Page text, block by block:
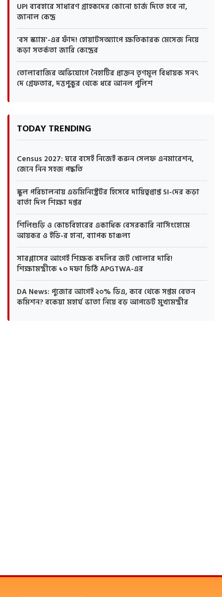
UPI ব্যবহারে সাধারণ গ্রাহকদের কোনো চার্জ দিতে হবে না,
জানাল কেন্দ্র
'বস স্ক্যাম'-এর ফাঁদ! হোয়াটসঅ্যাপে ক্ষতিকারক মেসেজ নিয়ে
কড়া সতর্কতা জারি কেন্দ্রের
তোলাবাজির অভিযোগে নৈহাটির প্রাক্তন তৃণমূল বিধায়ক সনৎ
দে গ্রেফতার, দত্তপুকুর থেকে ধরে আনল পুলিশ
TODAY TRENDING
Census 2027: ঘরে বসেই নিজেই করুন সেলফ এনমারেশন,
জেনে নিন সহজ পদ্ধতি
স্কুল পরিচালনায় এডমিনিস্ট্রেটর হিসেবে দায়িত্বপ্রাপ্ত SI-দের কড়া
বার্তা দিল শিক্ষা দপ্তর
শিলিগুড়ি ও কোচবিহারের একাধিক বেসরকারি নার্সিংহোমে
আয়কর ও ইডি-র হানা, ব্যাপক চাঞ্চল্য
সারপ্লাসের আগেই শিক্ষক বদলির জট খোলার দাবি!
শিক্ষামন্ত্রীকে ১০ দফা চিঠি APGTWA-এর
DA News: পুজোর আগেই ২০% ডিএ, কবে থেকে সপ্তম বেতন
কমিশন? বকেয়া মহার্ঘ ভাতা নিয়ে বড় আপডেট মুখ্যমন্ত্রীর